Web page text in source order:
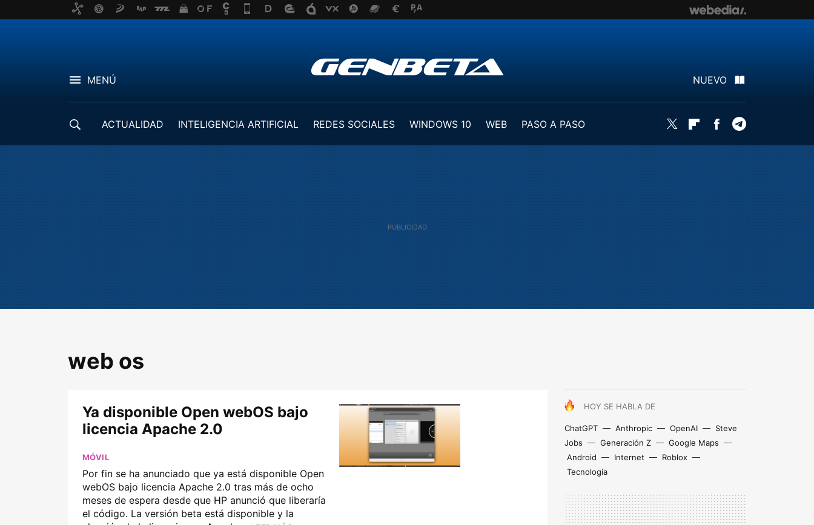
MENÚ NUEVO
ACTUALIDAD INTELIGENCIA ARTIFICIAL REDES SOCIALES WINDOWS 10 WEB
PASO A PASO
Twitter FlipboardFacebook
web os
HOY SE HABLA DE
ChatGPT Anthropic OpenAI
Steve
Jobs
Generación Z
Google Maps
Android
Internet
Roblox
Tecnología
Ya disponible Open webOS bajo
licencia Apache 2.0
MÓVIL
Por fin se ha anunciado que ya está disponible Open
webOS bajo licencia Apache 2.0 tras más de ocho
meses de espera desde que HP anunció que liberaría
el código. La versión beta está disponible y la